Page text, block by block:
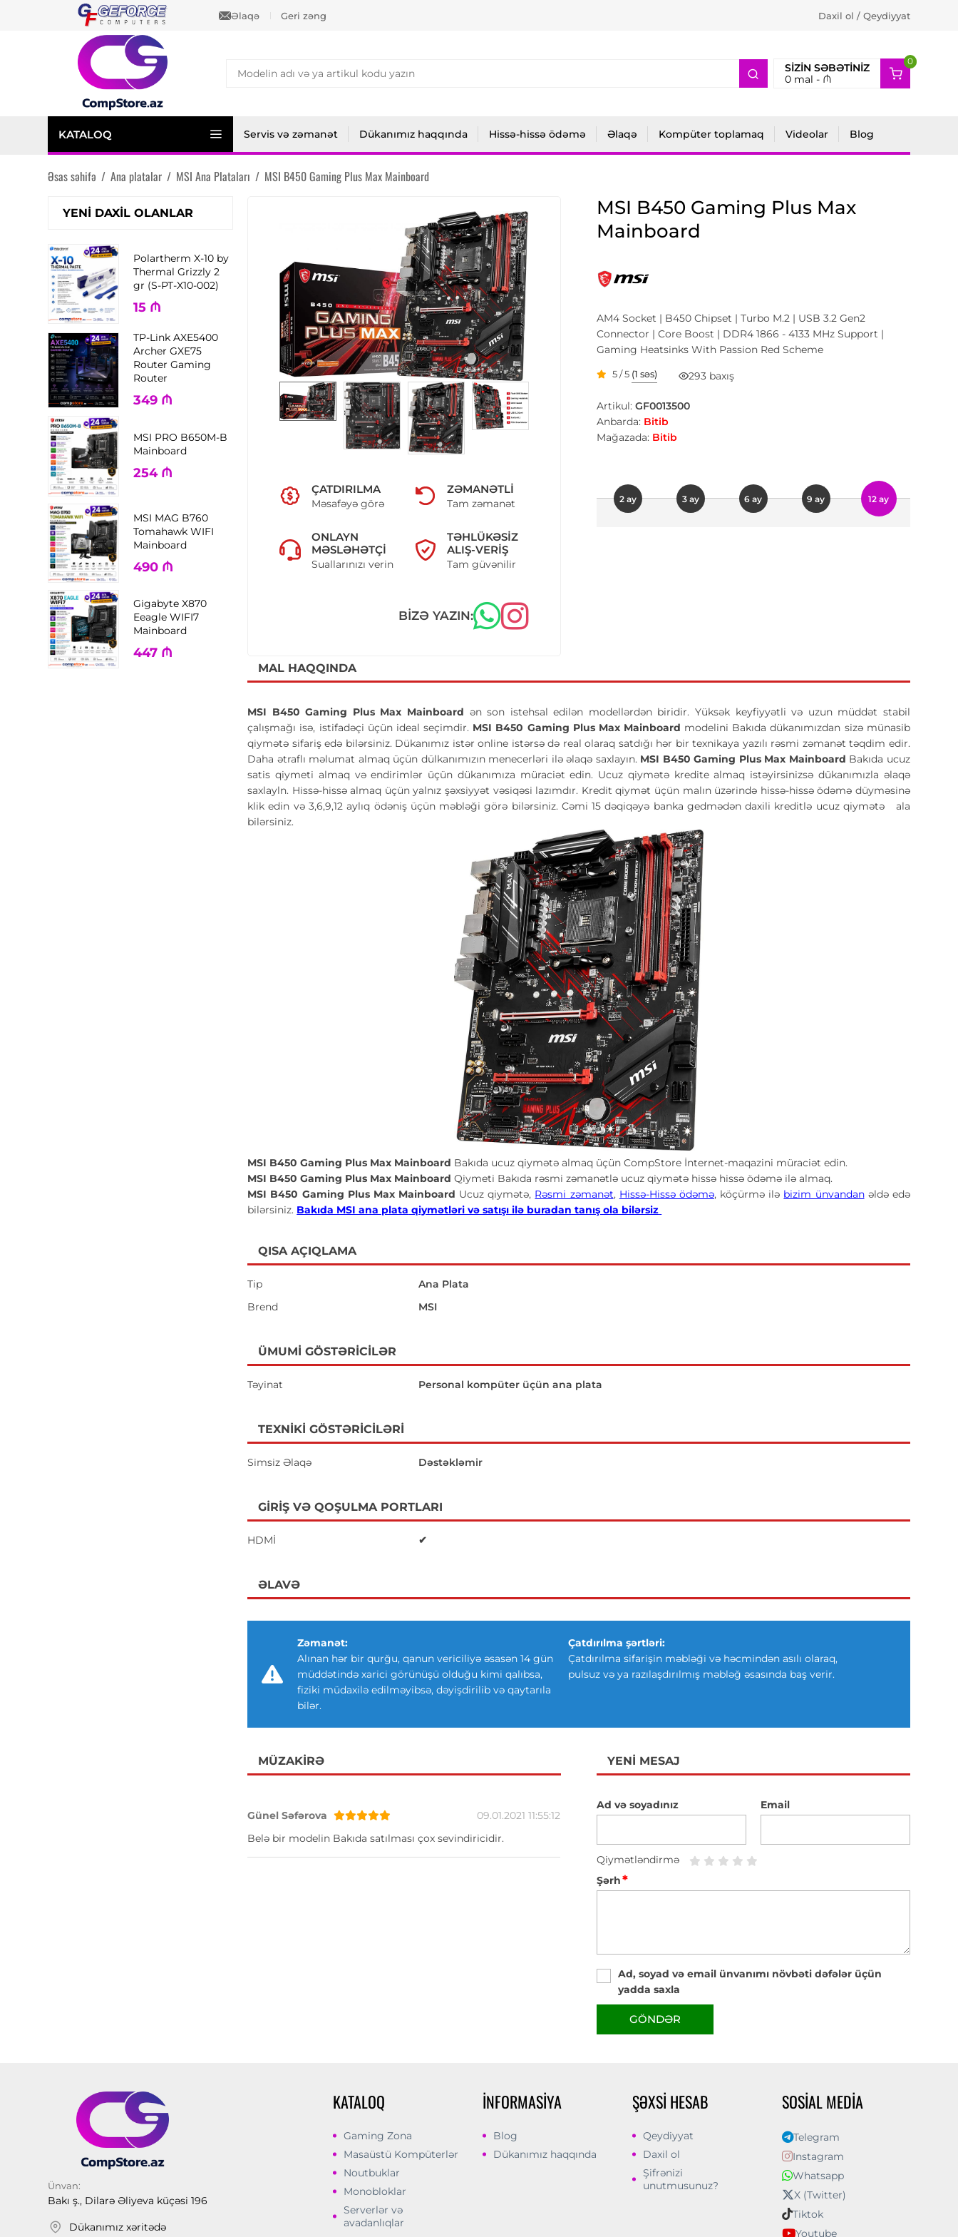
Əlaqə Geri zəng Daxil ol / Qeydiyyat
SIZIN SƏBƏTINIZ
0mal - ₼
0
2
KATALOQ Servis və zəmanət Dükanımız haqqında Hissə-hissə ödəmə Əlaqə Kompüter toplamaq Videolar Blog
Əsas səhifə / Ana platalar / MSI Ana Plataları / MSI B450 Gaming Plus Max Mainboard
YENI DAXIL OLANLAR
Polartherm X-10 by
Thermal Grizzly 2
gr (S-PT-X10-002)
15 ₼
TP-Link AXE5400
Archer GXE75
Router Gaming
Router
349 ₼
MSI PRO B650M-B
Mainboard
254 ₼
MSI MAG B760
Tomahawk WIFI
Mainboard
490 ₼
Gigabyte X870
Eeagle WIFI7
Mainboard
447 ₼
ÇATDIRILMA
Məsafəyə görə
ZƏMANƏTLI
Tam zəmanət
ONLAYN
MƏSLƏHƏTÇI
Suallarınızı verin
TƏHLÜKƏSIZ
ALIŞ-VERIŞ
Tam güvənilir
BIZƏ YAZIN:
MSI B450 Gaming Plus Max
Mainboard
AM4 Socket | B450 Chipset | Turbo M.2 | USB 3.2 Gen2
Connector | Core Boost | DDR4 1866 - 4133 MHz Support |
Gaming Heatsinks With Passion Red Scheme
5 / 5 (1 səs) 293 baxış
Artikul: GF0013500
Anbarda: Bitib
Mağazada: Bitib
2 ay 3 ay 6 ay 9 ay 12 ay
MAL HAQQINDA
MSI B450 Gaming Plus Max Mainboard ən son istehsal edilən modellərdən biridir. Yüksək keyfiyyətli və uzun müddət stabil
çalışmağı isə, istifadəçi üçün ideal seçimdir. MSI B450 Gaming Plus Max Mainboard modelini Bakıda dükanımızdan sizə münasib
qiymətə sifariş edə bilərsiniz. Dükanımız istər online istərsə də real olaraq satdığı hər bir texnikaya yazılı rəsmi zəmanət təqdim edir.
Daha ətraflı məlumat almaq üçün dülkanımızın menecerləri ilə əlaqə saxlayın. MSI B450 Gaming Plus Max Mainboard Bakıda ucuz
satis qiymeti almaq və endirimlər üçün dükanımıza müraciət edin. Ucuz qiymətə kredite almaq istəyirsinizsə dükanımızla əlaqə
saxlayln. Hissə-hissə almaq üçün yalnız şəxsiyyət vəsiqəsi lazımdır. Kredit qiymət üçün malın üzərində hissə-hissə ödəmə düyməsinə
klik edin və 3,6,9,12 aylıq ödəniş üçün məbləği görə bilərsiniz. Cəmi 15 dəqiqəyə banka gedmədən daxili kreditlə ucuz qiymətə
ala
bilərsiniz.
MSI B450 Gaming Plus Max Mainboard Bakıda ucuz qiymətə almaq üçün CompStore İnternet-maqazini müraciət edin.
MSI B450 Gaming Plus Max MainboardQiymeti Bakıda rəsmi zəmanətlə ucuz qiymətə hissə hissə ödəmə ilə almaq.
MSI B450 Gaming Plus Max Mainboard Ucuz qiymətə, Rəsmi zəmanət, Hissə-Hissə ödəmə, köçürmə ilə bizim ünvandanəldə edə
bilərsiniz. Bakıda MSI ana plata qiymətləri və satışı ilə buradan tanış ola bilərsiz
QISA AÇIQLAMA
Tip
Ana Plata
Brend
MSI
ÜMUMI GÖSTƏRICILƏR
Təyinat Personal kompüter üçün ana plata
TEXNIKI GÖSTƏRICILƏRI
Simsiz Əlaqə Dəstəkləmir
GIRIŞ VƏ QOŞULMA PORTLARI
HDMİ ✔
ƏLAVƏ
Zəmanət:
Alınan hər bir qurğu, qanun vericiliyə əsasən 14 gün
müddətində xarici görünüşü olduğu kimi qalıbsa,
fiziki müdaxilə edilməyibsə, dəyişdirilib və qaytarıla
bilər.
Çatdırılma şərtləri:
Çatdırılma sifarişin məbləği və həcmindən asılı olaraq,
pulsuz və ya razılaşdırılmış məbləğ əsasında baş verir.
MÜZAKIRƏ
Günel Səfərova
09.01.2021 11:55:12
Belə bir modelin Bakıda satılması çox sevindiricidir.
YENI MESAJ
Ad və soyadınız Email
Qiymətləndirmə
Şərh*
Ad, soyad və email ünvanımı növbəti dəfələr üçün
yadda saxla
GÖNDƏR
Ünvan:
Bakı ş., Dilarə Əliyeva küçəsi 196
Dükanımız xəritədə
KATALOQ
Gaming Zona
Masaüstü Kompüterlər
Noutbuklar
Monobloklar
Serverlər və
avadanlıqlar
İNFORMASIYA
Blog
Dükanımız haqqında
ŞƏXSI HESAB
Qeydiyyat
Daxil ol
Şifrənizi
unutmusunuz?
SOSIAL MEDIA
Telegram
Instagram
Whatsapp
X (Twitter)
Tiktok
Youtube